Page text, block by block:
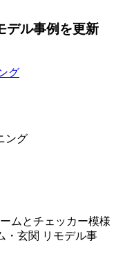
デル事例を更新
グ
ング
ムとチェッカー模様
・玄関 リモデル事